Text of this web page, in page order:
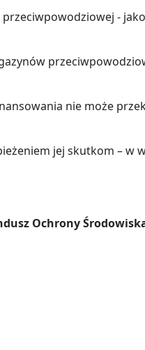
-
nie może
jej skutkom – w
Ochrony